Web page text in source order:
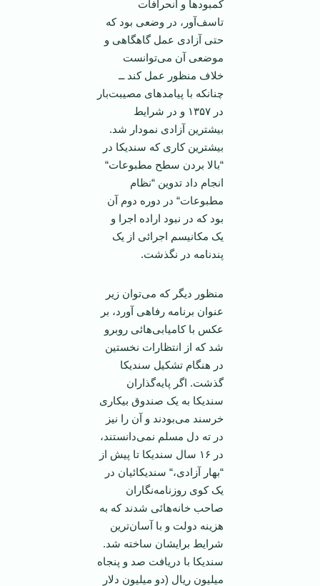
کمبود‌ها و انحرافات
تاسف‌آور، در وضعی بود که
حتی آزادی عمل گاهگاهی و
موضعی آن می‌توانست
خلاف منظور عمل کند ــ
چنانکه با پیامد‌های مصیبت‌بار
در ۱۳۵۷ و در شرایط
بیشترین آزادی نمودار شد.
بیشترین کاری که سندیکا در
“بالا بردن سطح مطبوعات“
انجام داد تدوین “نظام
مطبوعات“ در دوره دوم آن
بود که در نبود اراده اجرا و
یک مکانیسم اجرائی از یک
پندنامه در نگذشت.
منظور دیگر که می‌توان زیر
عنوان برنامه رفاهی آورد، بر
عکس با کامیابی‌هائی روبرو
شد که از انتظارات نخستین
در هنگام تشکیل سندیکا
گذشت. اگر پایه‌گذاران
سندیکا به یک صندوق بیکاری
خرسند می‌بودند و آن را نیز
در ته دل مسلم نمی‌دانستند،
در ۱۶ سال سندیکا تا پیش از
“بهار آزادی،“ سندیکائیان در
یک کوی روزنامه‌نگاران
صاحب خانه‌هائی شدند که به
هزینه دولت و با آسان‌ترین
شرایط برایشان ساخته شد.
سندیکا با دریافت صد و پنجاه
میلیون ریال (دو میلیون دلار